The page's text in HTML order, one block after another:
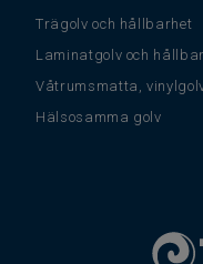
Trägolv och hållbarhet
Laminatgolv och
Våtrumsmatta,
Hälsosamma golv